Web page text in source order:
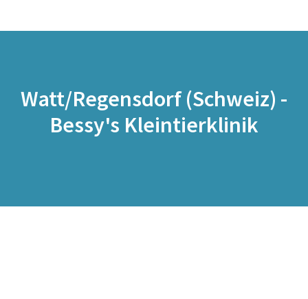
Watt/Regensdorf (Schweiz) -
Bessy's Kleintierklinik